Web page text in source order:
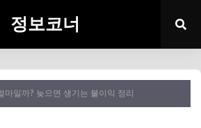
정보코너
마일까? 늦으면 생기는 불이익 정리